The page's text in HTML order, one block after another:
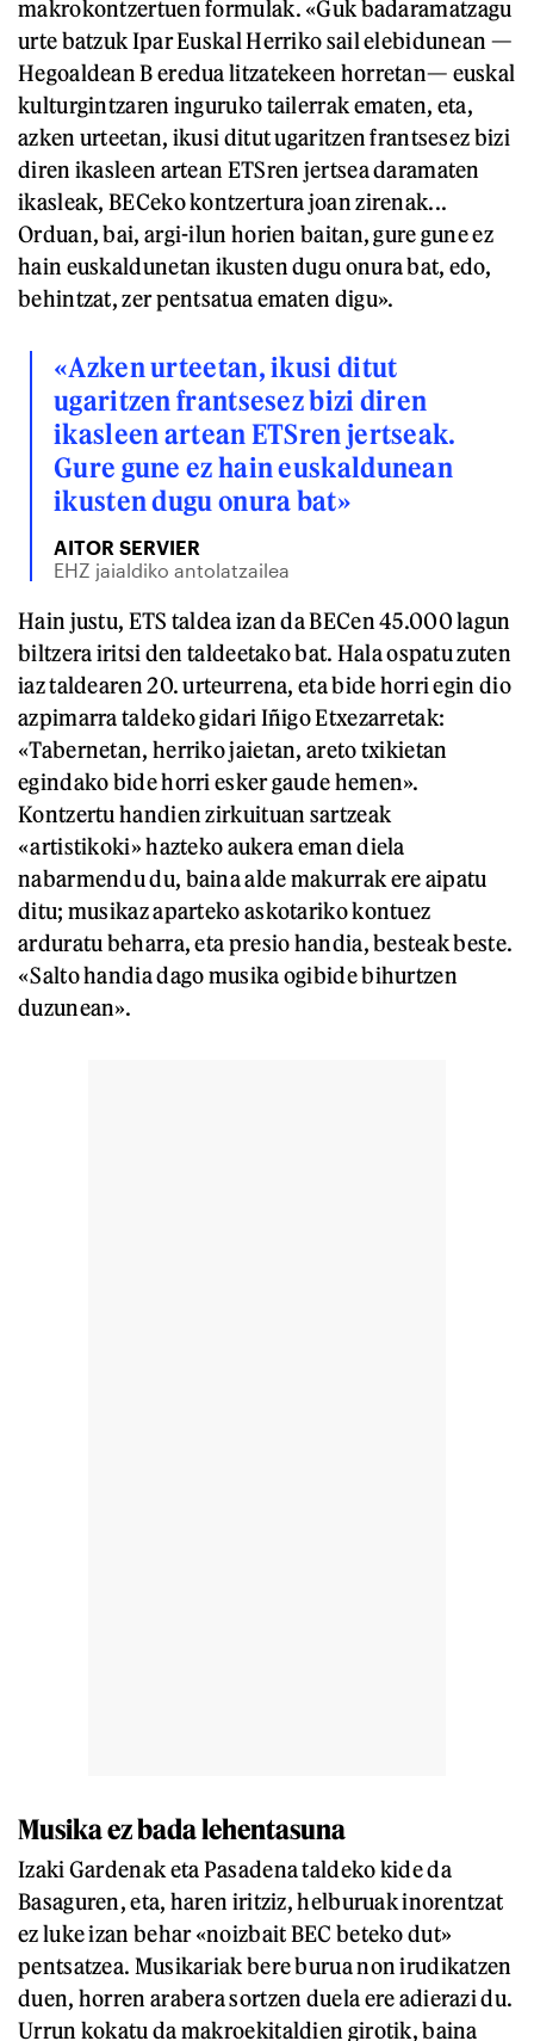
makrokontzertuen formulak. «Guk badaramatzagu
urte batzuk Ipar Euskal Herriko sail elebidunean —
Hegoaldean B eredua litzatekeen horretan— euskal
kulturgintzaren inguruko tailerrak ematen, eta,
azken urteetan, ikusi ditut ugaritzen frantsesez bizi
diren ikasleen artean ETSren jertsea daramaten
ikasleak, BECeko kontzertura joan zirenak...
Orduan, bai, argi-ilun horien baitan, gure gune ez
hain euskaldunetan ikusten dugu onura bat, edo,
behintzat, zer pentsatua ematen digu».
«Azken urteetan, ikusi ditut
ugaritzen frantsesez bizi diren
ikasleen artean ETSren jertseak.
Gure gune ez hain euskaldunean
ikusten dugu onura bat»
AITOR SERVIER
EHZ jaialdiko antolatzailea
Hain justu, ETS taldea izan da BECen 45.000 lagun
biltzera iritsi den taldeetako bat. Hala ospatu zuten
iaz taldearen 20. urteurrena, eta bide horri egin dio
azpimarra taldeko gidari Iñigo Etxezarretak:
«Tabernetan, herriko jaietan, areto txikietan
egindako bide horri esker gaude hemen».
Kontzertu handien zirkuituan sartzeak
«artistikoki» hazteko aukera eman diela
nabarmendu du, baina alde makurrak ere aipatu
ditu; musikaz aparteko askotariko kontuez
arduratu beharra, eta presio handia, besteak beste.
«Salto handia dago musika ogibide bihurtzen
duzunean».
Musika ez bada lehentasuna
Izaki Gardenak eta Pasadena taldeko kide da
Basaguren, eta, haren iritziz, helburuak inorentzat
ez luke izan behar «noizbait BEC beteko dut»
pentsatzea. Musikariak bere burua non irudikatzen
duen, horren arabera sortzen duela ere adierazi du.
Urrun kokatu da makroekitaldien girotik, baina